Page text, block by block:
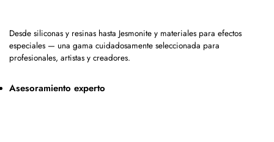
Desde siliconas y resinas hasta Jesmonite y materiales para efectos
especiales — una gama cuidadosamente seleccionada para
profesionales, artistas y creadores.
Asesoramiento experto